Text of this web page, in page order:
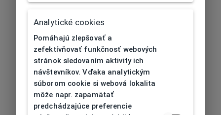
404| Nenájdené
Analytické cookies
Pomáhajú zlepšovať a
zefektívňovať funkčnosť webových
stránok sledovaním aktivity ich
návštevníkov. Vďaka analytickým
súborom cookie si webová lokalita
môže napr. zapamätať
predchádzajúce preferencie